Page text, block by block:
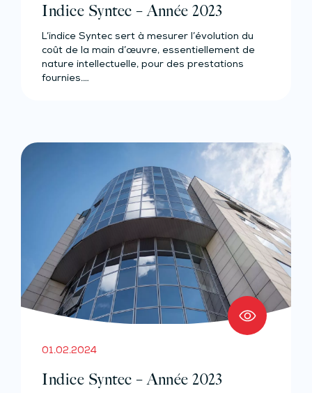
Indice Syntec – Année 2023
L’indice Syntec sert à mesurer l’évolution du
coût de la main d’œuvre, essentiellement de
nature intellectuelle, pour des prestations
fournies.…
01.02.2024
Indice Syntec – Année 2023